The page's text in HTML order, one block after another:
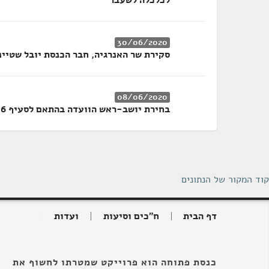
30/06/2020
סקירת שר האנרגיה, חבר הכנסת יובל
08/06/2020
בחירת יושב-ראש הוועדה בהתאם לסעיף 106 לתקנון הכנסת
קוד המקור של הנתונים
דף הבית ח"כים וסיעות ועדות
כנסת פתוחה הוא פרוייקט שמטרתו לחשוף את